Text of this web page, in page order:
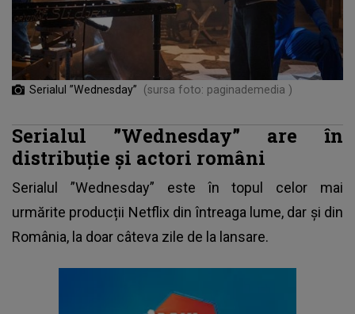
Serialul ”Wednesday” (sursa foto: paginademedia )
Serialul ”Wednesday” are în
distribuție și actori români
Serialul ”Wednesday” este în topul celor mai
urmărite producții Netflix din întreaga lume, dar și din
România, la doar câteva zile de la lansare.